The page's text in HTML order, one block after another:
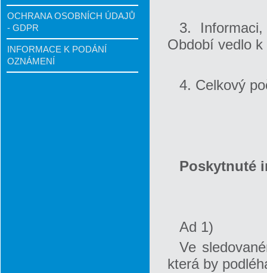
OCHRANA OSOBNÍCH ÚDAJŮ
- GDPR
INFORMACE K PODÁNÍ
OZNÁMENÍ
3.
Období vedlo
4. Celkový
Poskytnuté
Ad 1)
Ve
která by